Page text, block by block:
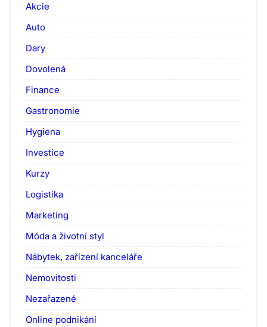
Akcie
Auto
Dary
Dovolená
Finance
Gastronomie
Hygiena
Investice
Kurzy
Logistika
Marketing
Móda a životní styl
Nábytek, zařízení kanceláře
Nemovitosti
Nezařazené
Online podnikání